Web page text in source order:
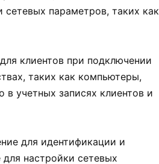
параметров, таких как
клиентов при подключении
таких как компьютеры,
учетных записях клиентов и
для идентификации и
настройки сетевых